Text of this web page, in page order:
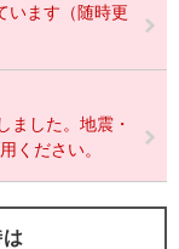
います（随時更
ました。地震・
ください。